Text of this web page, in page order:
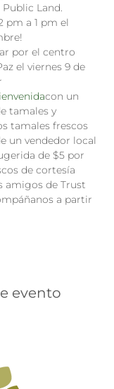
Land.
pm a 1 pm el
por el centro
el viernes 9 de
con un
tamales y
tamales frescos
un vendedor local
de $5 por
de cortesía
amigos de Trust
a partir
evento